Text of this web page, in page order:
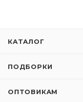
КАТАЛОГ
ПОДБОРКИ
ОПТОВИКАМ